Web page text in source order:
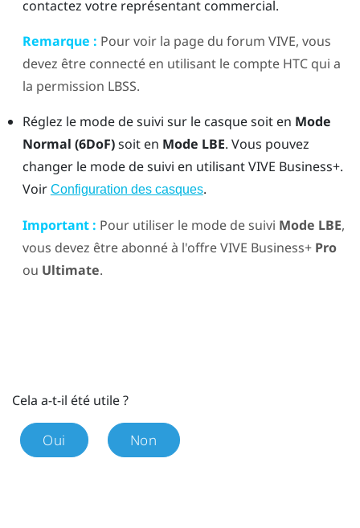
contactez votre représentant commercial.
Remarque : Pour voir la page du forum VIVE, vous
devez être connecté en utilisant le compte HTC qui a
la permission LBSS.
Réglez le mode de suivi sur le casque soit en Mode
Normal (6DoF)soit en Mode LBE. Vous pouvez
changer le mode de suivi en utilisantVIVE Business+.
Voir Configuration des casques.
Important : Pour utiliser le mode de suivi Mode LBE,
vous devez être abonné à l'offreVIVE Business+ Pro
ou Ultimate.
Cela a-t-il été utile ?
Oui Non